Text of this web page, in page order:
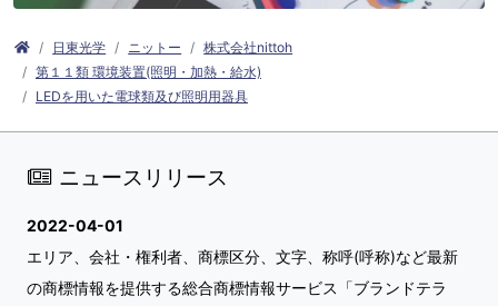
日東光学 ニットー
株式会社nittoh
第１１類 環境装置(照明・加熱・給水)
LEDを用いた電球類及び照明用器具
ニュースリリース
2022-04-01
エリア、会社・権利者、商標区分、文字、称呼(呼称)など最新
の商標情報を提供する総合商標情報サービス「ブランドテラ